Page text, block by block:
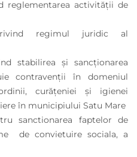
reglementarea activităţii de
regimul juridic al
stabilirea şi sancţionarea
contravenţii în domeniul
curăţeniei şi igienei
în municipiului Satu Mare
sanctionarea faptelor de
de convietuire sociala, a